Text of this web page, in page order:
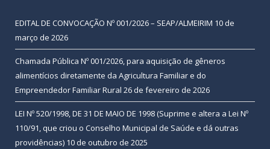
EDITAL DE CONVOCAÇÃO Nº 001/2026 – SEAP/ALMEIRIM 10 de
março de 2026
Chamada Pública Nº 001/2026, para aquisição de gêneros
alimentícios diretamente da Agricultura Familiar e do
Empreendedor Familiar Rural 26 de fevereiro de 2026
LEI Nº 520/1998, DE 31 DE MAIO DE 1998 (Suprime e altera a Lei Nº
110/91, que criou o Conselho Municipal de Saúde e dá outras
providências) 10 de outubro de 2025